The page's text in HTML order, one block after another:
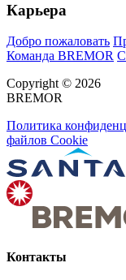
Карьера
Добро пожаловать
Команда BREMOR
Copyright © 2026
BREMOR
Политика
файлов Cookie
Контакты